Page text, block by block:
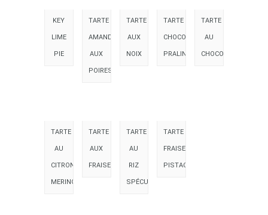
KEY
LIME
PIE
TARTE
AMANDINE
AUX
POIRES
TARTE
AUX
NOIX
TARTE
CHOCOLAT
PRALINÉ
TARTE
AU
CHOCOLAT
TARTE
AU
CITRON
MERINGUÉE
TARTE
AUX
FRAISES
TARTE
AU
RIZ
SPÉCULOOS
TARTE
FRAISE
PISTACHE